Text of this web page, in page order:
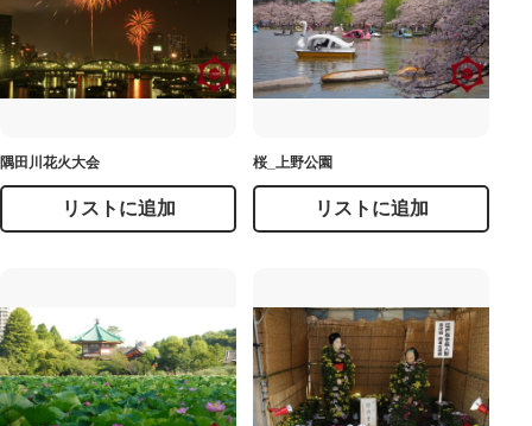
隅田川花火大会
リストに追加
桜_上野公園
リストに追加